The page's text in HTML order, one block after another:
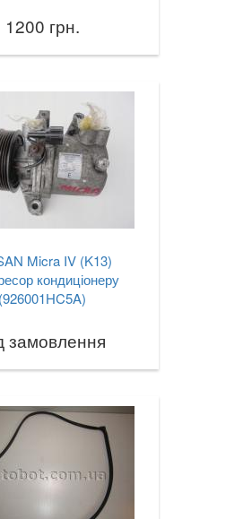
1200 грн.
Micra IV (K13)
кондиціонеру
(926001HC5A)
замовлення